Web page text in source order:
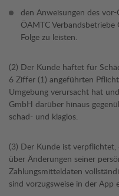
den Anweisungen des
ÖAMTC
Folge zu leisten.
(2) Der Kunde haftet für
6 Ziffer (1) angeführten
Umgebung verursacht hat
GmbH darüber hinaus
schad- und klaglos.
(3) Der Kunde ist verpflichtet,
über Änderungen seiner
Zahlungsmitteldaten
sind vorzugsweise in der App